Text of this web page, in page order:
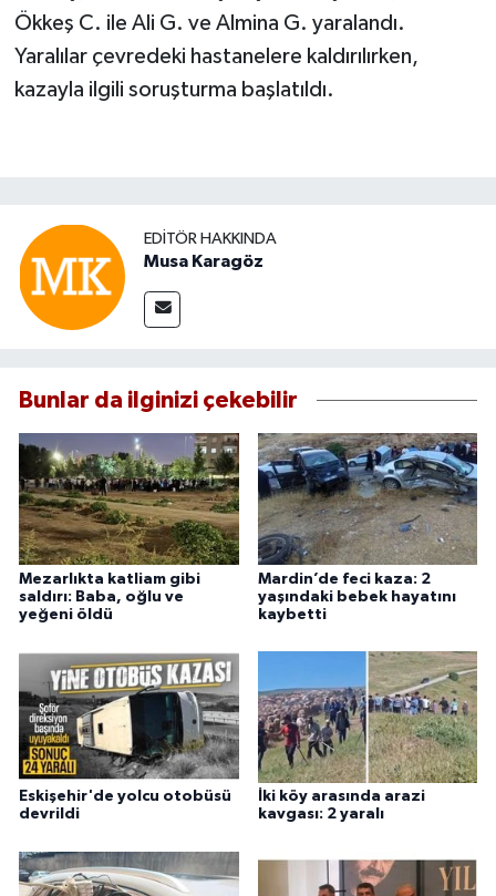
Ökkeş C. ile Ali G. ve Almina G. yaralandı.
Yaralılar çevredeki hastanelere kaldırılırken,
kazayla ilgili soruşturma başlatıldı.
EDITÖR HAKKINDA
Musa Karagöz
Bunlar da ilginizi çekebilir
Mezarlıkta katliam gibi
saldırı: Baba, oğlu ve
yeğeni öldü
Mardin’de feci kaza: 2
yaşındaki bebek hayatını
kaybetti
Eskişehir'de yolcu otobüsü
devrildi
İki köy arasında arazi
kavgası: 2 yaralı